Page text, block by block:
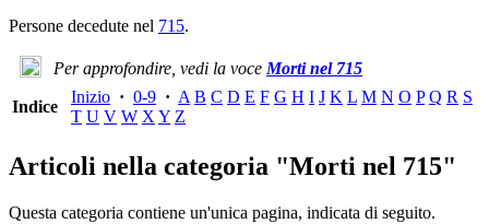
Persone decedute nel 715.
Per approfondire, vedi la voceMorti nel 715
Indice
Inizio · 0-9 · A B C D E F G H I J K L M N O P Q R S
T U V W XY Z
Articoli nella categoria "Morti nel 715"
Questa categoria contiene un'unica pagina, indicata di seguito.